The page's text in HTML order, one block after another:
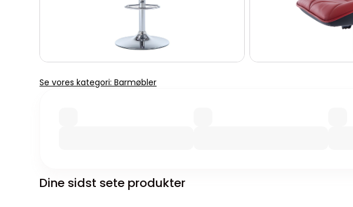
Se vores kategori: Barmøbler
Dine sidst sete produkter